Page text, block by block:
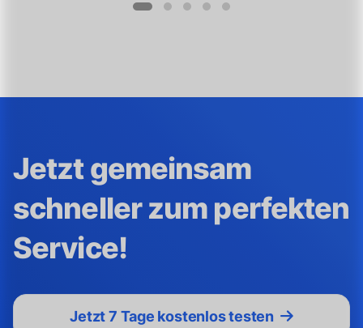
Jetzt gemeinsam
schneller zum perfekten
Service!
Jetzt 7 Tage kostenlos testen